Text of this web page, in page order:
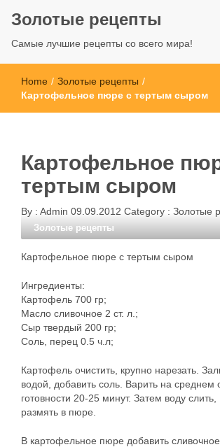
Золотые рецепты
Самые лучшие рецепты со всего мира!
Home / Золотые рецепты /
Картофельное пюре с тертым сыром
Картофельное
тертым сыром
By : Admin 09.09.2012 Category : Золотые
Золотые рецепты
Картофельное пюре с тертым сыром
Ингредиенты:
Картофель 700 гр;
Масло сливочное 2 ст. л.;
Сыр твердый 200 гр;
Соль, перец 0.5 ч.л;
Картофель очистить, крупно нарезать.
водой, добавить соль. Варить на среднем
готовности 20-25 минут. Затем воду
размять в пюре.
В картофельное пюре добавить